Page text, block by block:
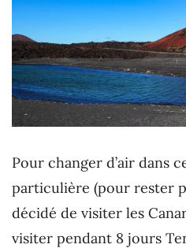
Pour changer d’air dans
particulière (pour rester
décidé de visiter les
visiter pendant 8 jours